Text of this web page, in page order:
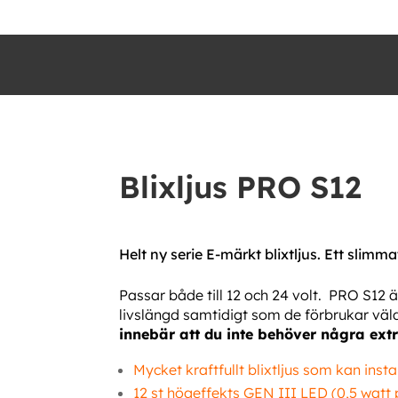
Blixljus PRO S12
Helt ny serie E-märkt blixtljus. Ett
Passar både till 12 och 24 volt. PRO S12
livslängd samtidigt som de förbrukar
innebär att du inte behöver några
Mycket kraftfullt blixtljus som kan
12 st högeffekts GEN III LED (0,5 watt